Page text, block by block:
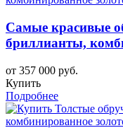
Самые красивые
бриллианты,
от 357 000 руб.
Купить
Подробнее